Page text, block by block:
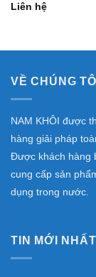
Liên hệ
VỀ CHÚNG TÔI
NAM KHÔI được
hàng giải pháp
Được khách hàng
cung cấp sản
dụng trong nước.
TIN MỚI NHẤT